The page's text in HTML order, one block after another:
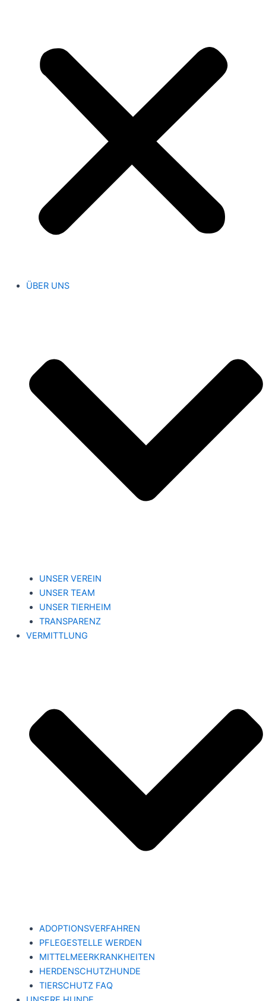
ÜBER UNS
UNSER VEREIN
UNSER TEAM
UNSER TIERHEIM
TRANSPARENZ
VERMITTLUNG
ADOPTIONSVERFAHREN
PFLEGESTELLE WERDEN
MITTELMEERKRANKHEITEN
HERDENSCHUTZHUNDE
TIERSCHUTZ FAQ